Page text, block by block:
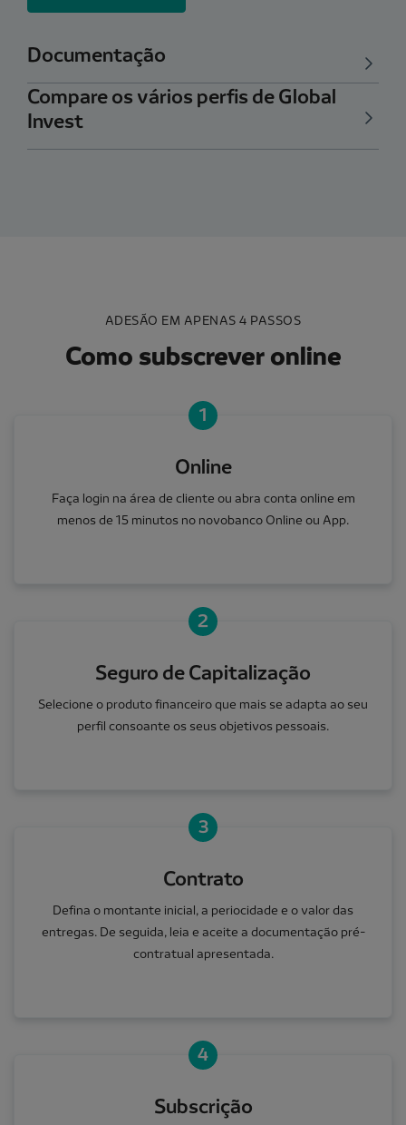
Documentação
Compare os vários perfis de Global
Invest
ADESÃO EM APENAS 4 PASSOS
Como subscrever online
1
Online
Faça login na área de cliente ou abra conta online em
menos de 15 minutos no novobanco Online ou App.
2
Seguro de Capitalização
Selecione o produto financeiro que mais se adapta ao seu
perfil consoante os seus objetivos pessoais.
3
Contrato
Defina o montante inicial, a periocidade e o valor das
entregas. De seguida, leia e aceite a documentação pré-
contratual apresentada.
4
Subscrição